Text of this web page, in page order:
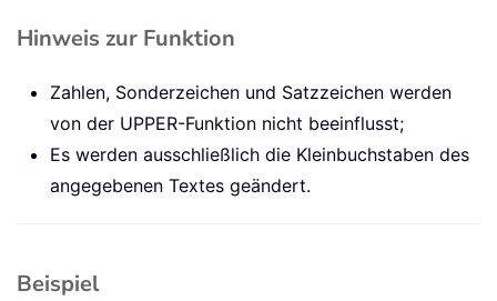
Hinweis zur Funktion
Zahlen, Sonderzeichen und Satzzeichen werden
von der UPPER-Funktion nicht beeinflusst;
Es werden ausschließlich die Kleinbuchstaben des
angegebenen Textes geändert.
Beispiel